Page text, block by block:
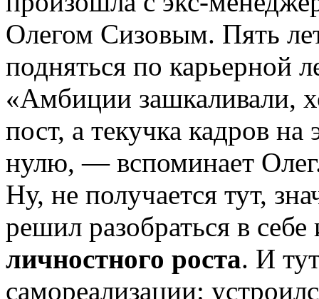
Олегом Сизовым. Пять
подняться по карьерной
«Амбиции зашкаливали,
пост, а текучка кадров
нулю, — вспоминает
Ну, не получается тут,
решил разобраться в
личностного роста. И
самореализации: